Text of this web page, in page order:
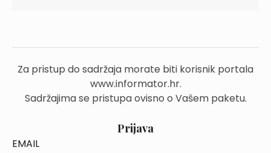
Za pristup do sadržaja morate biti korisnik portala
www.informator.hr.
Sadržajima se pristupa ovisno o Vašem paketu.
Prijava
EMAIL